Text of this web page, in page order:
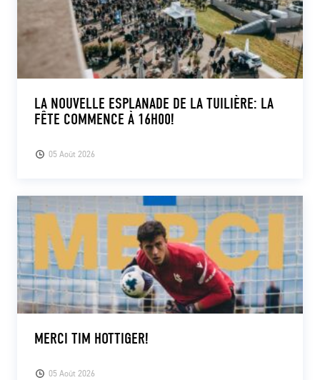
05 Août 2026
LA NOUVELLE ESPLANADE DE LA TUILIÈRE: LA
FÊTE COMMENCE À 16H00!
05 Août 2026
MERCI TIM HOTTIGER!